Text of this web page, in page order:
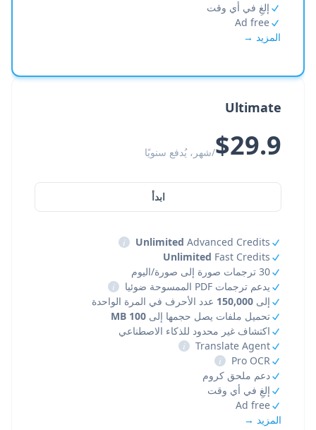
إلغِ في أي وقت
Ad free
المزيد →
Ultimate
$29.9/شهر، يُدفع سنويًا
ابدأ
Unlimited Advanced Credits
i
Unlimited Fast Credits
30 ترجمات صورة إلى صورة/اليوم
يدعم ترجمات PDF الممسوحة ضوئيا
i
إلى 150,000 عدد الأحرف في المرة الواحدة
تحميل ملفات يصل حجمها إلى 100 MB
اكتشاف غير محدود للذكاء الاصطناعي
Translate Agent
i
Pro OCR
i
دعم ملحق كروم
إلغِ في أي وقت
Ad free
المزيد →